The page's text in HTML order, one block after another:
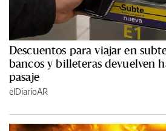
Descuentos para viajar en
bancos y billeteras devuelven
pasaje
elDiarioAR